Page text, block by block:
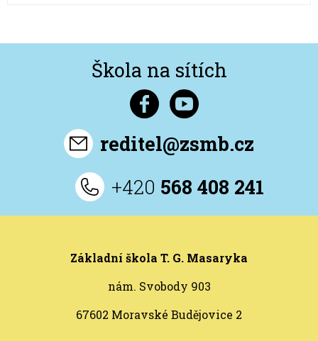
Škola na sítích
reditel@zsmb.cz
+420 568 408 241
Základní škola T. G. Masaryka
nám. Svobody 903
67602 Moravské Budějovice 2